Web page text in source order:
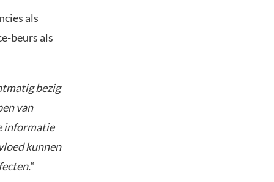
als
beurs als
bezig
van
informatie
kunnen
“